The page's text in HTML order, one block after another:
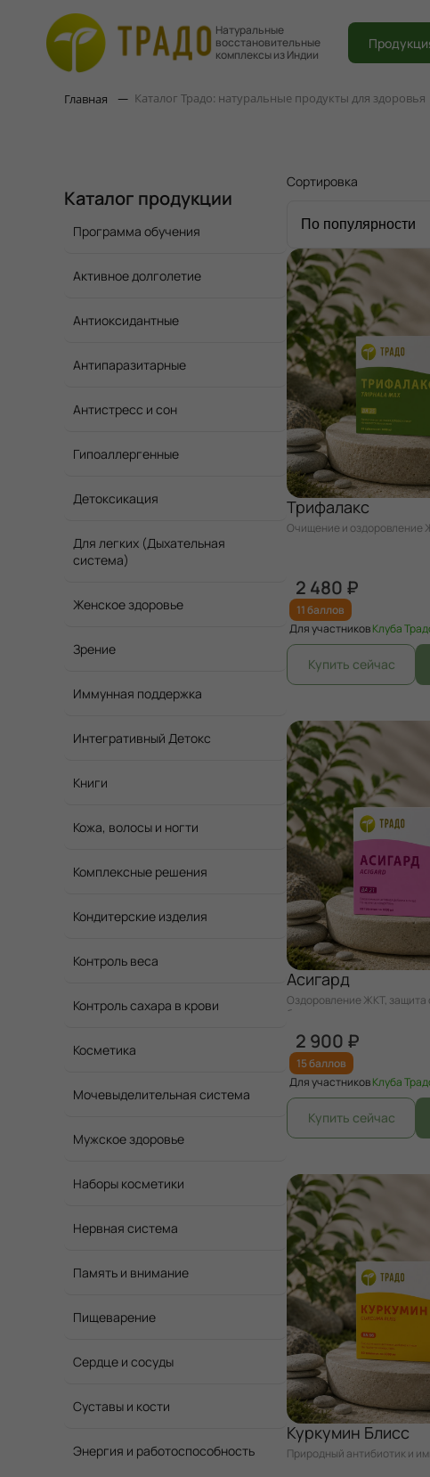
Натуральные
восстановительные
комплексы из Индии
Главная Каталог Традо: натуральные продукты для здоровья
Каталог продукции
Программа обучения
Активное долголетие
Антиоксидантные
Антипаразитарные
Антистресс и сон
Гипоаллергенные
Детоксикация
Для легких (Дыхательная
система)
Женское здоровье
Зрение
Иммунная поддержка
Интегративный Детокс
Книги
Кожа, волосы и ногти
Комплексные решения
Кондитерские изделия
Контроль веса
Контроль сахара в крови
Косметика
Мочевыделительная система
Мужское здоровье
Наборы косметики
Нервная система
Память и внимание
Пищеварение
Сердце и сосуды
Суставы и кости
Энергия и работоспособность
Сортировка
Трифалакс
Очищение и оздоровление
2 480 ₽
11 баллов
Для участниковКлуба
Асигард
Оздоровление ЖКТ, защита
болезни
2 900 ₽
15 баллов
Для участниковКлуба
Куркумин Блисс
Природный антибиотик и